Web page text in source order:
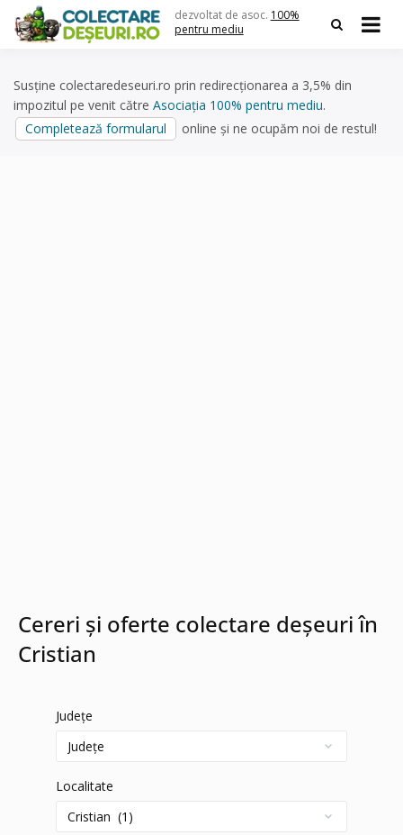
content
dezvoltat de asoc. 100%
pentru mediu
Susține colectaredeseuri.ro prin redirecționarea a 3,5% din
impozitul pe venit către Asociația 100% pentru mediu.
Completează formularul
online și ne ocupăm noi de restul!
Cereri și oferte colectare deșeuri în
Cristian
Județe
Localitate